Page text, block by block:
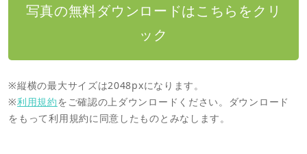
写真の無料ダウンロードはこちらをクリ
ック
※縦横の最大サイズは2048pxになります。
※利用規約をご確認の上ダウンロードください。ダウンロード
をもって利用規約に同意したものとみなします。